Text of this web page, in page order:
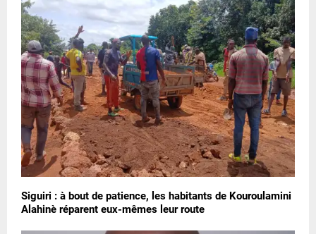
Siguiri : à bout de patience, les habitants de Kouroulamini
Alahinè réparent eux-mêmes leur route